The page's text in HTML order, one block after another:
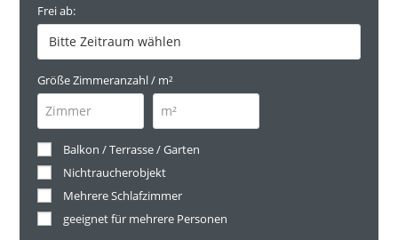
Frei ab:
Größe Zimmeranzahl / m²
Balkon / Terrasse / Garten
Nichtraucherobjekt
Mehrere Schlafzimmer
geeignet für mehrere Personen